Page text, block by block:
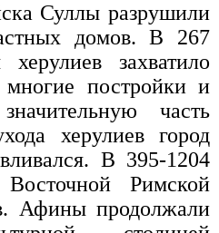
Суллы разрушили
домов. В 267
захватило
постройки и
часть
херулиев город
В 395-1204
Римской
Афины продолжали